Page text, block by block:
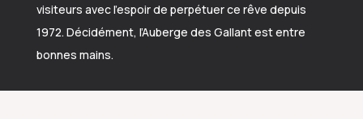
visiteurs avec l’espoir de perpétuer ce rêve depuis
1972. Décidément, l’Auberge des Gallant est entre
bonnes mains.